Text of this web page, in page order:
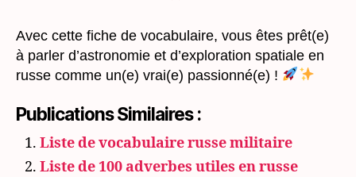
Avec cette fiche de vocabulaire, vous êtes prêt(e)
à parler d’astronomie et d’exploration spatiale en
russe comme un(e) vrai(e) passionné(e) !
Publications Similaires :
Liste de vocabulaire russe militaire
Liste de 100 adverbes utiles en russe